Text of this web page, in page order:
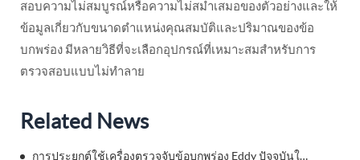
สอบความไม่สมบูรณ์หรือความไม่สม่ำเสมอของตัวอย่างและให้
ข้อมูลเกี่ยวกับขนาดตำแหน่งคุณสมบัติและปริมาณของข้อ
บกพร่อง มีหลายวิธีที่จะเลือกอุปกรณ์ที่เหมาะสมสำหรับการ
ตรวจสอบแบบไม่ทำลาย
Related News
การประยุกต์ใช้เครื่องตรวจจับข้อบกพร่อง Eddy ปัจจุบันในการทดสอบความไม่ทำลายรถยนต์